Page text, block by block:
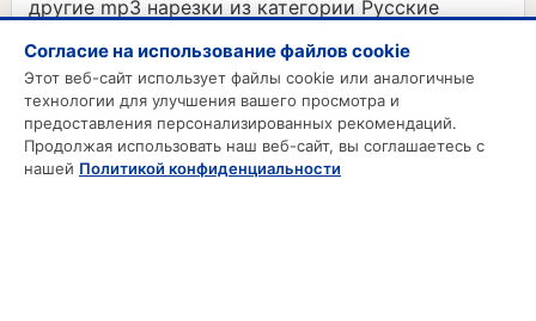
другие mp3 нарезки из категории Русские
Тамара, вам кто-то звонит
MP3 РИНГТОНЫ
Согласие на использование файлов cookie
Этот веб-сайт использует файлы cookie или аналогичные
технологии для улучшения вашего просмотра и
предоставления персонализированных рекомендаций.
Продолжая использовать наш веб-сайт, вы соглашаетесь с
нашей Политикой конфиденциальности